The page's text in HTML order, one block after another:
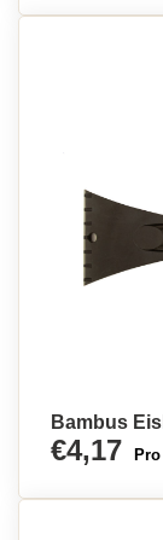
Bambus
€4,17